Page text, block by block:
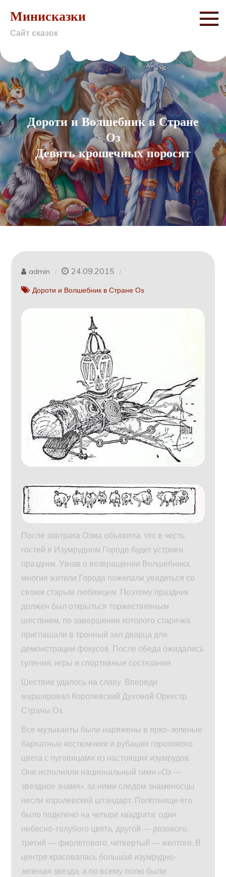
content
Минисказки
Сайт сказок
Дороти и Волшебник в Стране
Оз
Девять крошечных поросят
admin 24.09.2015
Дороти и Волшебник в Стране Оз
После завтрака Озма объявила, что в честь
гостей в Изумрудном Городе будет устроен
праздник. Узнав о возвращении Волшебника,
многие жители Города пожелали увидеться со
своим старым любимцем. Поэтому праздник
должен был открыться торжественным
шествием, по завершении которого старичка
приглашали в тронный зал дворца для
демонстрации фокусов. После обеда ожидались
гуляния, игры и спортивные состязания.
Шествие удалось на славу. Впереди
маршировал Королевский Духовой Оркестр
Страны Оз.
Все музыканты были наряжены в ярко-зеленые
бархатные костюмчики и рубашки горохового
цвета с пуговицами из настоящих изумрудов.
Они исполняли национальный гимн «Оз —
звездное знамя», за ними следом знаменосцы
несли королевский штандарт. Полотнище его
было поделено на четыре квадрата: один
небесно-голубого цвета, другой — розового,
третий — фиолетового, четвертый — желтого. В
центре красовалась большая изумрудно-
зеленая звезда, а по всему полю были